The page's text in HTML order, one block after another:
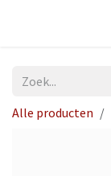
Alle producten